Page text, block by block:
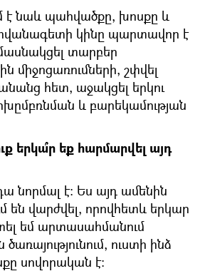
է նաև պահվածքը, խոսքը և
կինը պարտավոր է
տարբեր
միջոցառումների, շփվել
հետ, աջակցել երկու
և բարեկամության
երկա՞ր եք հարմարվել այդ
նորմալ է: Ես այդ ամենին
են վարժվել, որովհետև երկար
եմ արտասահմանում
ուստի ինձ
սովորական է: